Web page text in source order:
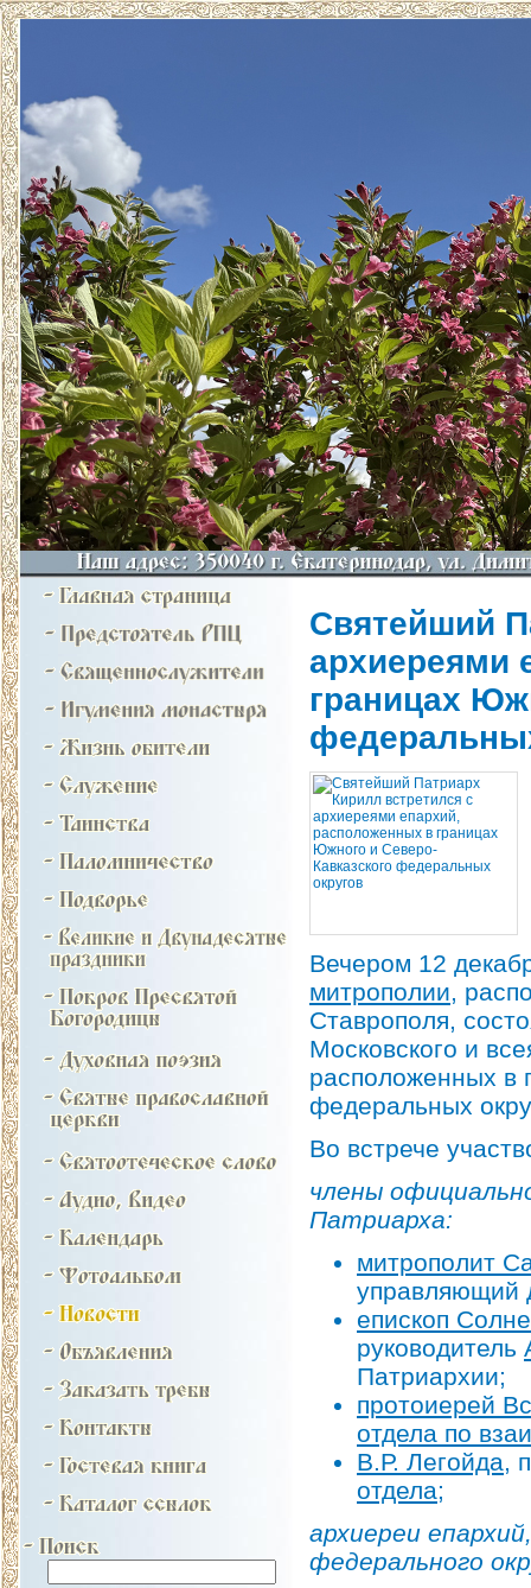
Святейший
архиереями
границах
Вечером 12
митрополии,
Ставрополя,
Московского и
расположенных в
федеральных
Во встрече
члены
Патриарха:
митрополит
управляющий
епископ
руководитель
Патриархии;
протоиерей
отдела по
В.Р. Легойда,
отдела;
архиереи
федерального